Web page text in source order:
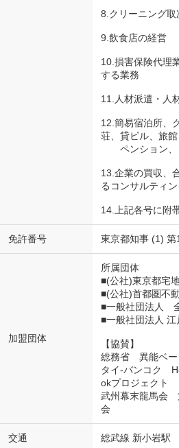
8.クリーニング取
9.飲食店の経営
10.損害保険代理
する業務
11.人材派遣・人
12.簡易宿泊所、
荘、貸ビル、旅館
ペンション、
13.企業の買収、
るコンサルティ
14.上記各号に附
免許番号 東京都知事 (1)
加盟団体
所属団体
■(公社)東京都宅
■(公社)首都圏不
■一般社団法人
■一般社団法人 江
【協賛】
総務省 異能ベー
タイ-バンコク
okプロジェクト
武州幕末龍馬会
会
交通 総武線 新小岩駅